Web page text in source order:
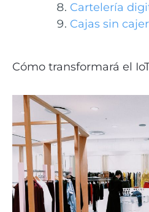
Cartelería
Cajas sin
Cómo transformará el